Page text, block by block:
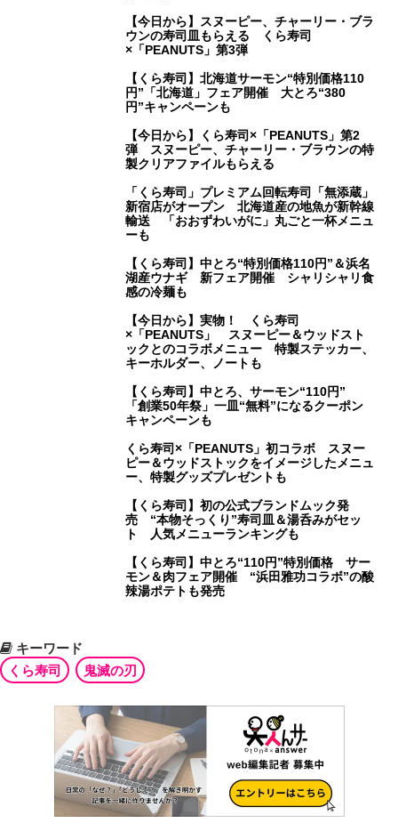
【今日から】スヌーピー、チャーリー・ブラ
ウンの寿司皿もらえる くら寿司
×「PEANUTS」第3弾
【くら寿司】北海道サーモン“特別価格110
円”「北海道」フェア開催 大とろ“380
円”キャンペーンも
【今日から】くら寿司×「PEANUTS」第2
弾 スヌーピー、チャーリー・ブラウンの特
製クリアファイルもらえる
「くら寿司」プレミアム回転寿司「無添蔵」
新宿店がオープン 北海道産の地魚が新幹線
輸送 「おおずわいがに」丸ごと一杯メニュ
ーも
【くら寿司】中とろ“特別価格110円”＆浜名
湖産ウナギ 新フェア開催 シャリシャリ食
感の冷麺も
【今日から】実物！ くら寿司
×「PEANUTS」 スヌーピー＆ウッドスト
ックとのコラボメニュー 特製ステッカー、
キーホルダー、ノートも
【くら寿司】中とろ、サーモン“110円”
「創業50年祭」一皿“無料”になるクーポン
キャンペーンも
くら寿司×「PEANUTS」初コラボ スヌー
ピー＆ウッドストックをイメージしたメニュ
ー、特製グッズプレゼントも
【くら寿司】初の公式ブランドムック発
売 “本物そっくり”寿司皿＆湯呑みがセッ
ト 人気メニューランキングも
【くら寿司】中とろ“110円”特別価格 サー
モン＆肉フェア開催 “浜田雅功コラボ”の酸
辣湯ポテトも発売
キーワード
くら寿司
鬼滅の刃